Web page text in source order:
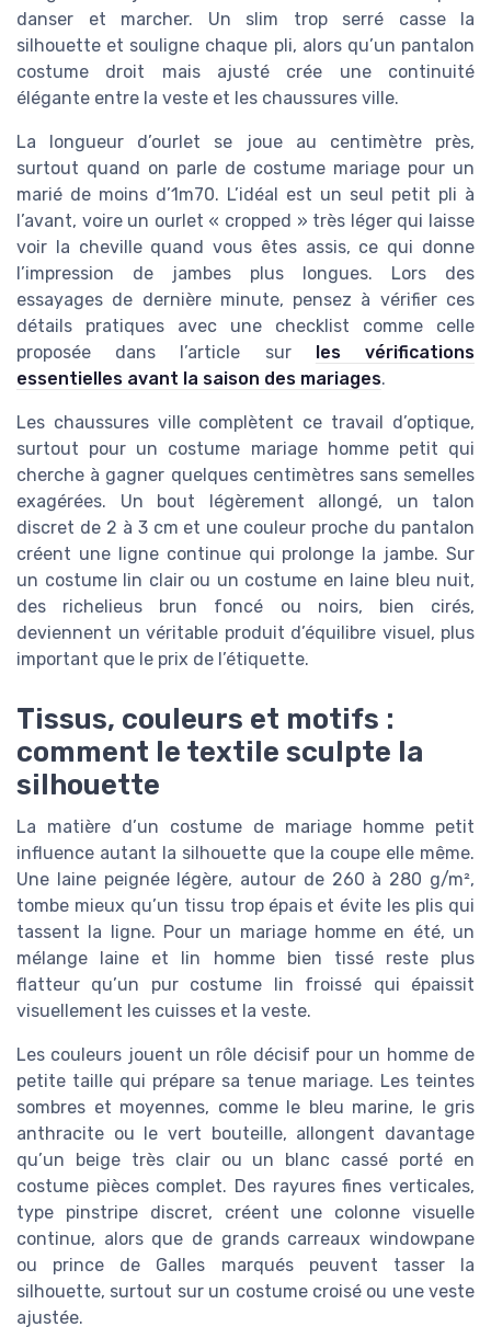
danser et marcher. Un slim trop serré casse la
silhouette et souligne chaque pli, alors qu’un pantalon
costume droit mais ajusté crée une continuité
élégante entre la veste et les chaussures ville.
La longueur d’ourlet se joue au centimètre près,
surtout quand on parle de costume mariage pour un
marié de moins d’1m70. L’idéal est un seul petit pli à
l’avant, voire un ourlet « cropped » très léger qui laisse
voir la cheville quand vous êtes assis, ce qui donne
l’impression de jambes plus longues. Lors des
essayages de dernière minute, pensez à vérifier ces
détails pratiques avec une checklist comme celle
proposée dans l’article sur
les vérifications
essentielles avant la saison des mariages.
Les chaussures ville complètent ce travail d’optique,
surtout pour un costume mariage homme petit qui
cherche à gagner quelques centimètres sans semelles
exagérées. Un bout légèrement allongé, un talon
discret de 2 à 3 cm et une couleur proche du pantalon
créent une ligne continue qui prolonge la jambe. Sur
un costume lin clair ou un costume en laine bleu nuit,
des richelieus brun foncé ou noirs, bien cirés,
deviennent un véritable produit d’équilibre visuel, plus
important que le prix de l’étiquette.
Tissus, couleurs et motifs :
comment le textile sculpte la
silhouette
La matière d’un costume de mariage homme petit
influence autant la silhouette que la coupe elle même.
Une laine peignée légère, autour de 260 à 280 g/m²,
tombe mieux qu’un tissu trop épais et évite les plis qui
tassent la ligne. Pour un mariage homme en été, un
mélange laine et lin homme bien tissé reste plus
flatteur qu’un pur costume lin froissé qui épaissit
visuellement les cuisses et la veste.
Les couleurs jouent un rôle décisif pour un homme de
petite taille qui prépare sa tenue mariage. Les teintes
sombres et moyennes, comme le bleu marine, le gris
anthracite ou le vert bouteille, allongent davantage
qu’un beige très clair ou un blanc cassé porté en
costume pièces complet. Des rayures fines verticales,
type pinstripe discret, créent une colonne visuelle
continue, alors que de grands carreaux windowpane
ou prince de Galles marqués peuvent tasser la
silhouette, surtout sur un costume croisé ou une veste
ajustée.